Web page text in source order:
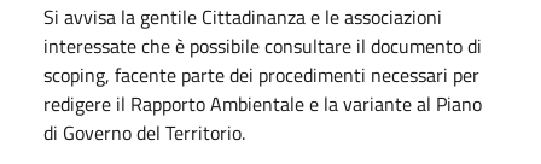
Si avvisa la gentile Cittadinanza e le associazioni
interessate che è possibile consultare il documento di
scoping, facente parte dei procedimenti necessari per
redigere il Rapporto Ambientale e la variante al Piano
di Governo del Territorio.